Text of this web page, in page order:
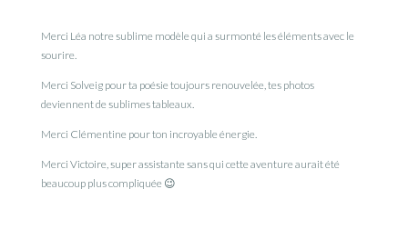
Merci Léa notre sublime modèle qui a surmonté les éléments avec le
sourire.
Merci Solveig pour ta poésie toujours renouvelée, tes photos
deviennent de sublimes tableaux.
Merci Clémentine pour ton incroyable énergie.
Merci Victoire, super assistante sans qui cette aventure aurait été
beaucoup plus compliquée 😉